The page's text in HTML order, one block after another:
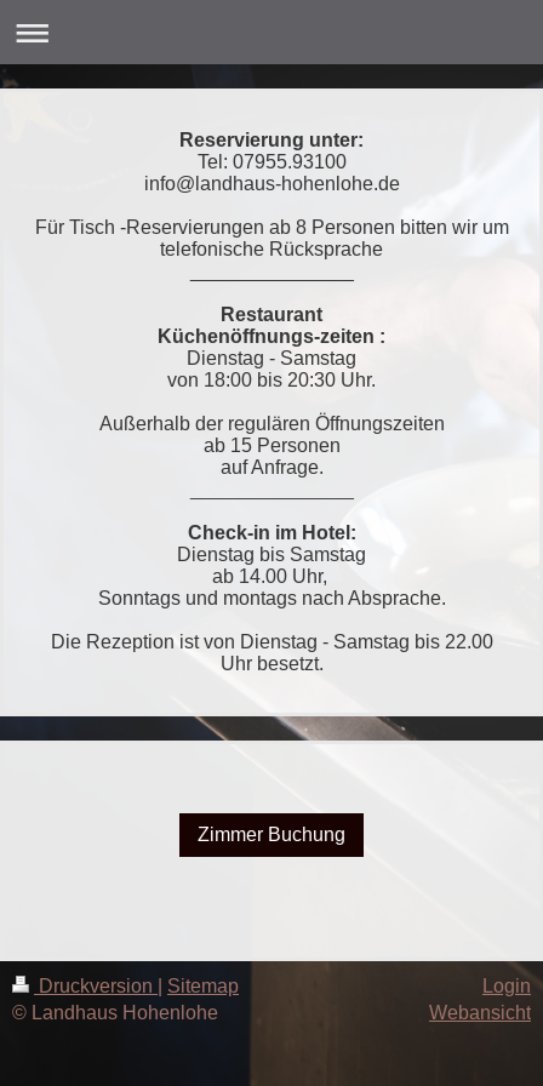
Reservierung unter:
Tel: 07955.93100
info@landhaus-hohenlohe.de
Für Tisch -Reservierungen ab 8 Personen bitten wir um
telefonische Rücksprache
Restaurant
Küchenöffnungs-zeiten :
Dienstag - Samstag
von 18:00 bis 20:30 Uhr.
Außerhalb der regulären Öffnungszeiten
ab 15 Personen
auf Anfrage.
Check-in im Hotel:
Dienstag bis Samstag
ab 14.00 Uhr,
Sonntags und montags nach Absprache.
Die Rezeption ist von Dienstag - Samstag bis 22.00
Uhr besetzt.
Zimmer Buchung
Druckversion
Sitemap
© Landhaus Hohenlohe
Login
Webansicht